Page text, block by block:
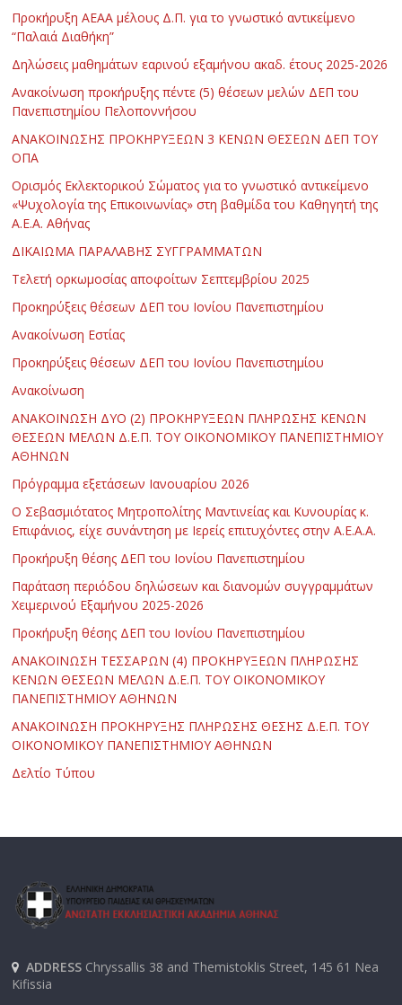
Προκήρυξη ΑΕΑΑ μέλους Δ.Π. για το γνωστικό αντικείμενο
“Παλαιά Διαθήκη”
Δηλώσεις μαθημάτων εαρινού εξαμήνου ακαδ. έτους 2025-2026
Ανακοίνωση προκήρυξης πέντε (5) θέσεων μελών ΔΕΠ του
Πανεπιστημίου Πελοποννήσου
ΑΝΑΚΟΙΝΩΣΗΣ ΠΡΟΚΗΡΥΞΕΩΝ 3 ΚΕΝΩΝ ΘΕΣΕΩΝ ΔΕΠ ΤΟΥ
ΟΠΑ
Ορισμός Εκλεκτορικού Σώματος για το γνωστικό αντικείμενο
«Ψυχολογία της Επικοινωνίας» στη βαθμίδα του Καθηγητή της
Α.Ε.Α. Αθήνας
ΔΙΚΑΙΩΜΑ ΠΑΡΑΛΑΒΗΣ ΣΥΓΓΡΑΜΜΑΤΩΝ
Τελετή ορκωμοσίας αποφοίτων Σεπτεμβρίου 2025
Προκηρύξεις θέσεων ΔΕΠ του Ιονίου Πανεπιστημίου
Ανακοίνωση Εστίας
Προκηρύξεις θέσεων ΔΕΠ του Ιονίου Πανεπιστημίου
Ανακοίνωση
ΑΝΑΚΟΙΝΩΣΗ ΔΥΟ (2) ΠΡΟΚΗΡΥΞΕΩΝ ΠΛΗΡΩΣΗΣ ΚΕΝΩΝ
ΘΕΣΕΩΝ ΜΕΛΩΝ Δ.Ε.Π. ΤΟΥ ΟΙΚΟΝΟΜΙΚΟΥ ΠΑΝΕΠΙΣΤΗΜΙΟΥ
ΑΘΗΝΩΝ
Πρόγραμμα εξετάσεων Ιανουαρίου 2026
Ο Σεβασμιότατος Μητροπολίτης Μαντινείας και Κυνουρίας κ.
Επιφάνιος, είχε συνάντηση με Ιερείς επιτυχόντες στην Α.Ε.Α.Α.
Προκήρυξη θέσης ΔΕΠ του Ιονίου Πανεπιστημίου
Παράταση περιόδου δηλώσεων και διανομών συγγραμμάτων
Χειμερινού Εξαμήνου 2025-2026
Προκήρυξη θέσης ΔΕΠ του Ιονίου Πανεπιστημίου
ΑΝΑΚΟΙΝΩΣΗ ΤΕΣΣΑΡΩΝ (4) ΠΡΟΚΗΡΥΞΕΩΝ ΠΛΗΡΩΣΗΣ
ΚΕΝΩΝ ΘΕΣΕΩΝ ΜΕΛΩΝ Δ.Ε.Π. ΤΟΥ ΟΙΚΟΝΟΜΙΚΟΥ
ΠΑΝΕΠΙΣΤΗΜΙΟΥ ΑΘΗΝΩΝ
ΑΝΑΚΟΙΝΩΣΗ ΠΡΟΚΗΡΥΞΗΣ ΠΛΗΡΩΣΗΣ ΘΕΣΗΣ Δ.Ε.Π. ΤΟΥ
ΟΙΚΟΝΟΜΙΚΟΥ ΠΑΝΕΠΙΣΤΗΜΙΟΥ ΑΘΗΝΩΝ
Δελτίο Τύπου
ADDRESS Chryssallis 38 and Themistoklis Street, 145 61 Nea
Kifissia